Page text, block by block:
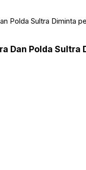
Polda Sultra Diminta
Dan Polda